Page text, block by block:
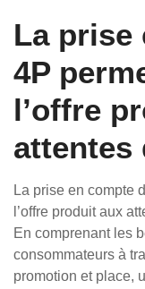
La prise
4P
l’offre
attentes
La prise en compte
l’offre produit aux
En comprenant les
consommateurs à
promotion et place,